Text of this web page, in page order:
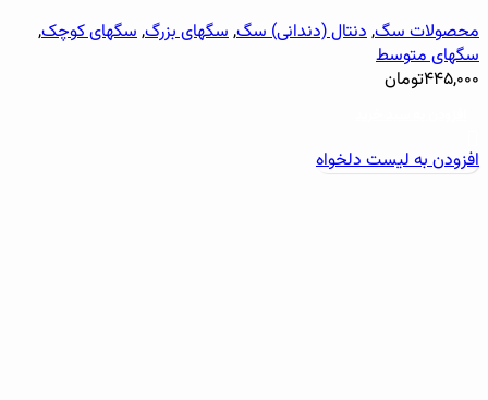
محصولات سگ,دنتال (دندانی) سگ,سگهای بزرگ,سگهای کوچک,
سگهای متوسط
۴۴۵,۰۰۰تومان
افزودن به لیست دلخواه